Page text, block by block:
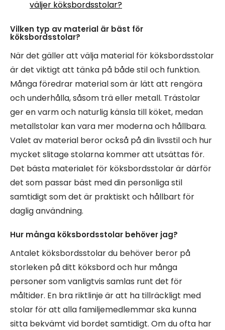
väljer köksbordsstolar?
Vilken typ av material är bäst för
köksbordsstolar?
När det gäller att välja material för köksbordsstolar
är det viktigt att tänka på både stil och funktion.
Många föredrar material som är lätt att rengöra
och underhålla, såsom trä eller metall. Trästolar
ger en varm och naturlig känsla till köket, medan
metallstolar kan vara mer moderna och hållbara.
Valet av material beror också på din livsstil och hur
mycket slitage stolarna kommer att utsättas för.
Det bästa materialet för köksbordsstolar är därför
det som passar bäst med din personliga stil
samtidigt som det är praktiskt och hållbart för
daglig användning.
Hur många köksbordsstolar behöver jag?
Antalet köksbordsstolar du behöver beror på
storleken på ditt köksbord och hur många
personer som vanligtvis samlas runt det för
måltider. En bra riktlinje är att ha tillräckligt med
stolar för att alla familjemedlemmar ska kunna
sitta bekvämt vid bordet samtidigt. Om du ofta har